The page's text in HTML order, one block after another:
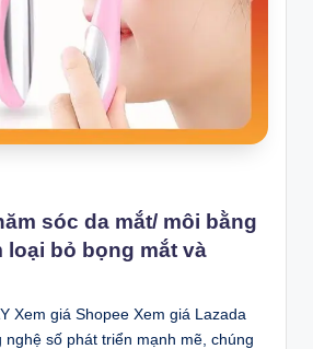
sóc da mắt/ môi bằng
loại bỏ bọng mắt và
Xem giá Shopee Xem giá Lazada
nghệ số phát triển mạnh mẽ, chúng